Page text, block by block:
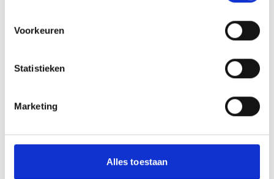
Voorkeuren
Statistieken
Marketing
Alles toestaan
Lees meer